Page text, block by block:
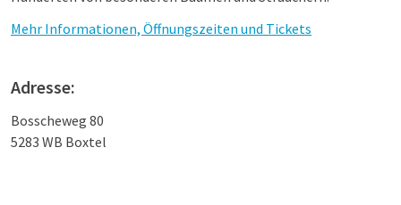
Mehr Informationen, Öffnungszeiten und Tickets
Adresse:
Bosscheweg 80
5283 WB Boxtel